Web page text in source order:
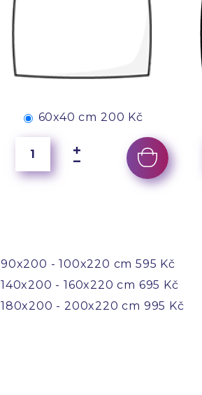
60x40 cm 200 Kč
90x200 - 100x220 cm 595 Kč
140x200 - 160x220 cm 695 Kč
180x200 - 200x220 cm 995 Kč